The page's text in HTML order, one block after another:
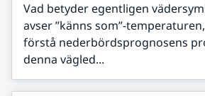
Vad betyder egentligen
avser ”känns som”-
förstå nederbördsprognosens
denna vägled...